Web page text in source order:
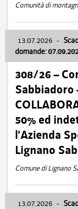
Comunità di
13.07.2026 -
domande:
308/26 –
Sabbiadoro
50% ed
l’Azienda
Lignano
Comune di Lignano
13.07.2026 -